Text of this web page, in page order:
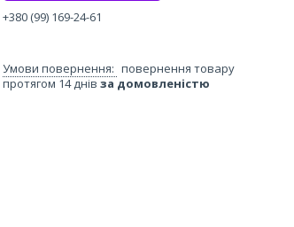
+380 (99) 169-24-61
повернення товару
протягом 14 днів за домовленістю